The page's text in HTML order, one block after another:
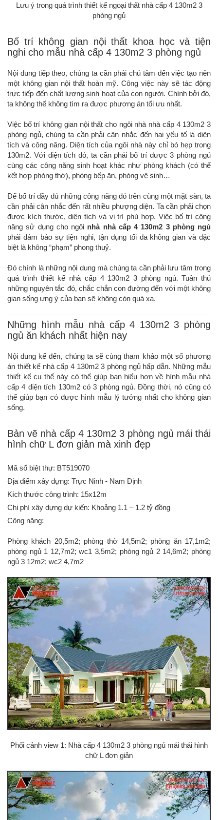
Lưu ý trong quá trình thiết kế ngoại thất nhà cấp 4 130m2 3
phòng ngủ
Bố trí không gian nội thất khoa học và tiện
nghi cho mẫu nhà cấp 4 130m2 3 phòng ngủ
Nội dung tiếp theo, chúng ta cần phải chú tâm đến việc tạo nên
một không gian nội thất hoàn mỹ. Công việc này sẽ tác động
trực tiếp đến chất lượng sinh hoạt của con người. Chính bởi đó,
ta không thể không tìm ra được phương án tối ưu nhất.
Việc bố trí không gian nội thất cho ngôi nhà nhà cấp 4 130m2 3
phòng ngủ, chúng ta cần phải cân nhắc đến hai yếu tố là diện
tích và công năng. Diện tích của ngôi nhà này chỉ bó hẹp trong
130m2. Với diện tích đó, ta cần phải bố trí được 3 phòng ngủ
cùng các công năng sinh hoạt khác như phòng khách (có thể
kết hợp phòng thờ), phòng bếp ăn, phòng vệ sinh…
Để bố trí đầy đủ những công năng đó trên cùng một mặt sàn, ta
cần phải cân nhắc đến rất nhiều phượng diện. Ta cần phải chọn
được kích thước, diện tích và vị trí phù hợp. Việc bố trí công
năng sử dụng cho ngôi nhà nhà cấp 4 130m2 3 phòng ngủ
phải đảm bảo sự tiện nghi, tận dụng tối đa không gian và đặc
biệt là không “phạm” phong thuỷ.
Đó chính là những nội dung mà chúng ta cần phải lưu tâm trong
quá trình thiết kế nhà cấp 4 130m2 3 phòng ngủ. Tuân thủ
những nguyên tắc đó, chắc chắn con đường đến với một không
gian sống ưng ý của bạn sẽ không còn quá xa.
Những hình mẫu nhà cấp 4 130m2 3 phòng
ngủ ăn khách nhất hiện nay
Nội dung kế đến, chúng ta sẽ cùng tham khảo một số phương
án thiết kế nhà cấp 4 130m2 3 phòng ngủ hấp dẫn. Những mẫu
thiết kế cụ thể này có thể giúp bạn hiểu hơn về hình mẫu nhà
cấp 4 diện tích 130m2 có 3 phòng ngủ. Đồng thời, nó cũng có
thể giúp bạn có được hình mẫu lý tưởng nhất cho không gian
sống.
Bản vẽ nhà cấp 4 130m2 3 phòng ngủ mái thái
hình chữ L đơn giản mà xinh đẹp
Mã số biệt thự: BT519070
Địa điểm xây dựng: Trực Ninh - Nam Định
Kích thước công trình: 15x12m
Chi phí xây dựng dự kiến: Khoảng 1.1 – 1.2 tỷ đồng
Công năng:
Phòng khách 20,5m2; phòng thờ 14,5m2; phòng ăn 17,1m2;
phòng ngủ 1 12,7m2; wc1 3,5m2; phòng ngủ 2 14,6m2; phòng
ngủ 3 12m2; wc2 4,7m2
Phối cảnh view 1: Nhà cấp 4 130m2 3 phòng ngủ mái thái hình
chữ L đơn giản